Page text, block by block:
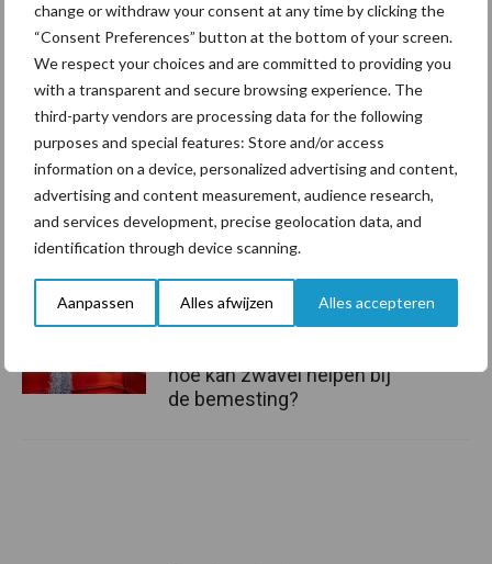
change or withdraw your consent at any time by clicking the
“Consent Preferences” button at the bottom of your screen.
We respect your choices and are committed to providing you
with a transparent and secure browsing experience. The
third-party vendors are processing data for the following
purposes and special features: Store and/or access
information on a device, personalized advertising and content,
advertising and content measurement, audience research,
and services development, precise geolocation data, and
identification through device scanning.
Aanpassen Alles afwijzen Alles accepteren
Van onze partner Yara
Opbrengst mais wordt veel
eerder bepaald dan tot nu
toe gedacht
Van onze partner Yara
In 4 eenvoudige stappen de
grasgroei volgen op je
telefoon
Van onze partner Yara
hoe kan zwavel helpen bij
de bemesting?